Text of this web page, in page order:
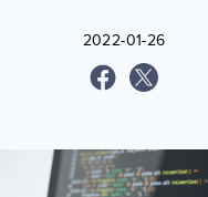
2022-01-26